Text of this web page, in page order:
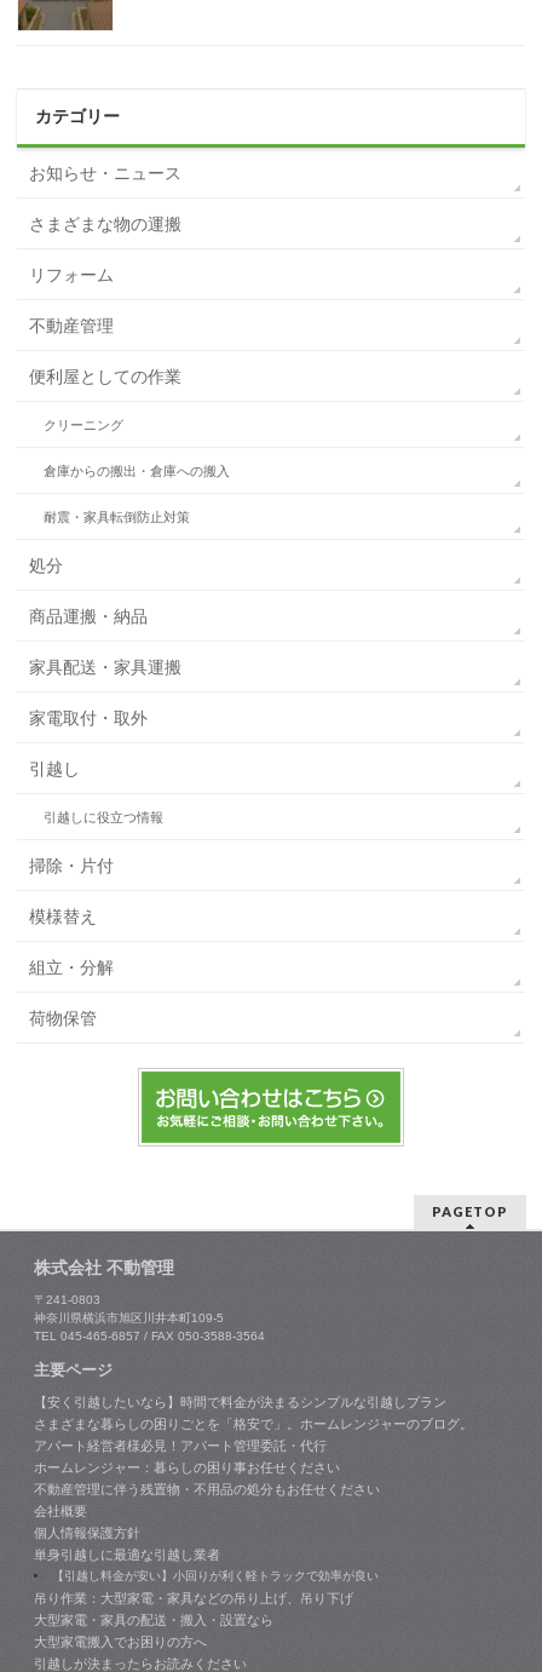
カテゴリー
お知らせ・ニュース
さまざまな物の運搬
リフォーム
不動産管理
便利屋としての作業
クリーニング
倉庫からの搬出・倉庫への搬入
耐震・家具転倒防止対策
処分
商品運搬・納品
家具配送・家具運搬
家電取付・取外
引越し
引越しに役立つ情報
掃除・片付
模様替え
組立・分解
荷物保管
PAGETOP
株式会社 不動管理
〒241-0803
神奈川県横浜市旭区川井本町109-5
TEL 045-465-6857 / FAX 050-3588-3564
主要ページ
【安く引越したいなら】時間で料金が決まるシンプルな引越しプラン
さまざまな暮らしの困りごとを「格安で」。ホームレンジャーのブログ。
アパート経営者様必見！アパート管理委託・代行
ホームレンジャー：暮らしの困り事お任せください
不動産管理に伴う残置物・不用品の処分もお任せください
会社概要
個人情報保護方針
単身引越しに最適な引越し業者
【引越し料金が安い】小回りが利く軽トラックで効率が良い
吊り作業：大型家電・家具などの吊り上げ、吊り下げ
大型家電・家具の配送・搬入・設置なら
大型家電搬入でお困りの方へ
引越しが決まったらお読みください